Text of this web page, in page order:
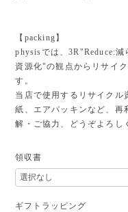
【packing】
physisでは、3R"Reduce:減
資源化"の観点からリサイ
す。
当店で使用するリサイクル
紙、エアパッキンなど、再
解・ご協力、どうぞよろし
領収書
ギフトラッピング